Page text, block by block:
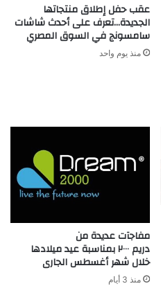
عقب حفل إطلاق منتجاتها
الجديدة…تعرف على أحدث شاشات
سامسونج في السوق المصري
منذ يوم واحد
مفاجآت عديدة من
دريم ٢٠٠٠ بمناسبة عيد ميلادها
خلال شهر أغسطس الجارى
منذ 3 أيام